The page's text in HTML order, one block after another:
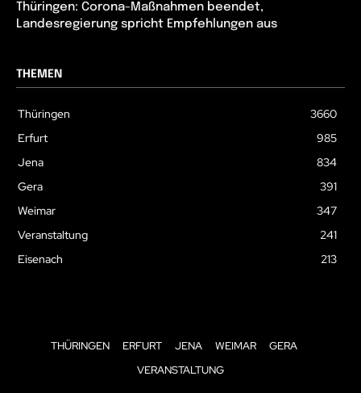
Thüringen: Corona-Maßnahmen beendet,
Landesregierung spricht Empfehlungen aus
THEMEN
Thüringen
3660
Erfurt
985
Jena
834
Gera
391
Weimar
347
Veranstaltung
241
Eisenach
213
THÜRINGEN ERFURT JENA WEIMAR
GERA
VERANSTALTUNG